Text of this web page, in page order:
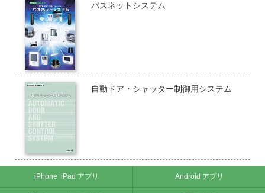
バスネットシステム
自動ドア・シャッター制御用システム
iPhone･iPad アプリ Android アプリ